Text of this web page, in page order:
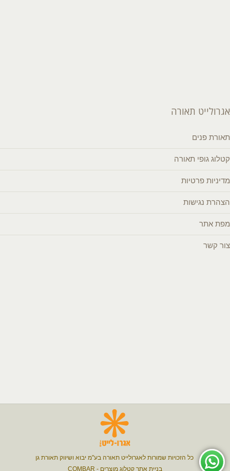
אגרולייט תאורה
תאורת פנים
קטלוג גופי תאורה
מדיניות פרטיות
הצהרת נגישות
מפת אתר
צור קשר
כל הזכויות שמורות לאגרולייטתאורה בע"מ יבוא ושיווקתאורת גן
בניית אתר קטלוג מוצרים -
COMBAR